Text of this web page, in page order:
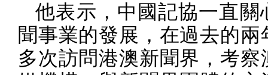
他表示，中國記協一直關
聞事業的發展，在過去的兩
多次訪問港澳新聞界，考察